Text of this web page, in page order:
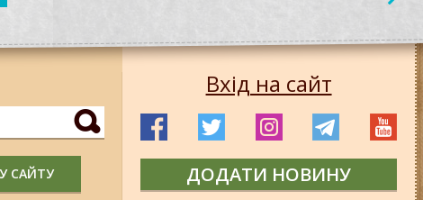
САЙТУ
Вхід на сайт
ДОДАТИ НОВИНУ